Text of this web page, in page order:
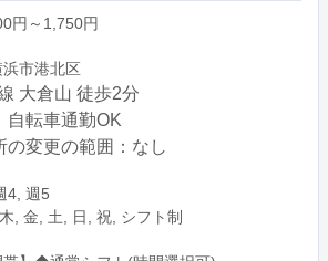
円～1,750円
市港北区
大倉山 徒歩2分
自転車通勤OK
の変更の範囲：なし
4, 週5
, 金, 土, 日, 祝, シフト制